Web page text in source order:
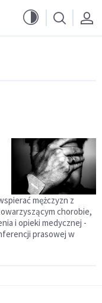
mężczyzn z
chorobie,
i opieki medycznej -
prasowej w